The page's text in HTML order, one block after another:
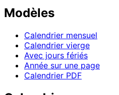
Modèles
Calendrier mensuel
Calendrier vierge
Avec jours fériés
Année sur une page
Calendrier PDF